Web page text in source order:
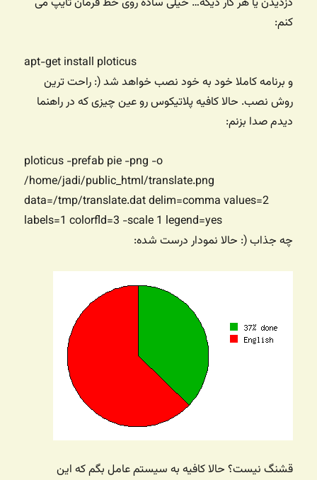
کنم:
apt-get install ploticus
و برنامه کاملا خود به خود نصب خواهد شد (: راحت ترین
روش نصب. حالا کافیه پلاتیکوس رو عین چیزی که در راهنما
دیدم صدا بزنم:
ploticus -prefab pie -png -o
/home/jadi/public_html/translate.png
data=/tmp/translate.dat delim=comma values=2
labels=1 colorfld=3 -scale 1 legend=yes
چه جذاب (: حالا نمودار درست شده:
قشنگ نیست؟‌ حالا کافیه به سیستم عامل بگم که این